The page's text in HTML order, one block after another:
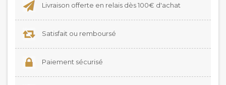
Livraison offerte en relais dès 100€ d'achat
Satisfait ou remboursé
Paiement sécurisé